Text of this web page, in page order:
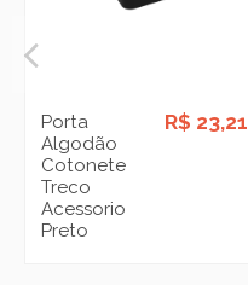
Porta
Algodão
Cotonete
Treco
Acessorio
Preto
R$ 23,21